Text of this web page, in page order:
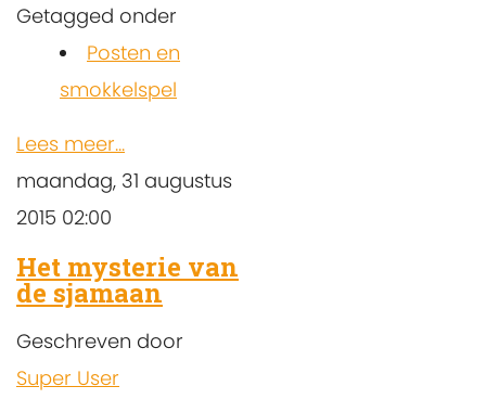
Getagged onder
Posten en
smokkelspel
Lees meer...
maandag, 31 augustus
2015 02:00
Het mysterie van
de sjamaan
Geschreven door
Super User